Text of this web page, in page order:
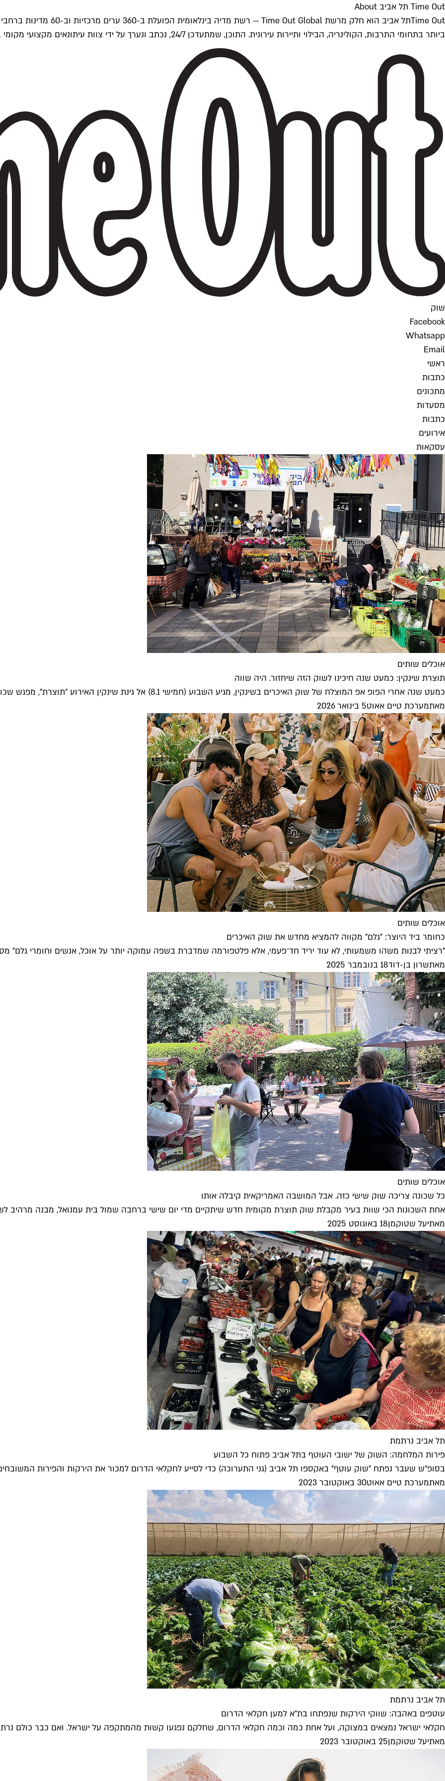
Time Out תל אביב About
ביותר בתחומי התרבות, הקולינריה, הבילוי ותיירות עירונית. התוכן, שמתעדכן 24/7, נכתב ונערך על ידי צוות עיתונאים מקצועי מקומי בישראל, בהתאם לסטנדרטים של Time Out העולמית.
שוק
Facebook
Whatsapp
Email
ראשי
כתבות
מתכונים
מסעדות
כתבות
אירועים
עסקאות
אוכלים שותים
תוצרת שינקין: כמעט שנה חיכינו לשוק הזה שיחזור. היה שווה
כמעט שנה אחרי הפופ אפ המוצלח של שוק האיכרים בשינקין, מגיע השבוע (חמישי 8.1) אל גינת שינקין האירוע ״תוצרת״, מפגש שכונתי-חברתי...
מאתמערכת טיים אאוט5 בינואר 2026
אוכלים שותים
כחומר ביד היוצר: "גלם" מקווה להמציא מחדש את שוק האיכרים
"רציתי לבנות משהו משמעותי, לא עוד יריד חד־פעמי, אלא פלטפורמה שמדברת בשפה עמוקה יותר על אוכל, אנשים וחומרי גלם"
מאתשרון בן-דוד18 בנובמבר 2025
אוכלים שותים
כל שכונה צריכה שוק שישי כזה. אבל המושבה האמריקאית קיבלה אותו
אחת השכונות הכי שוות בעיר מקבלת שוק תוצרת מקומית חדש שיתקיים מדי יום שישי ברחבה שמול בית עמנואל, מבנה מרהיב
מאתיעל שטוקמן18 באוגוסט 2025
תל אביב נרתמת
פירות המלחמה: השוק של ישובי העוטף בתל אביב פתוח כל השבוע
בסופ"ש שעבר נפתח "שוק עוטף" באקספו תל אביב (גני התערוכה) כדי לסייע לחקלאי הדרום למכור את הירקות והפירות
מאתמערכת טיים אאוט30 באוקטובר 2023
תל אביב נרתמת
עוטפים באהבה: שווקי הירקות שנפתחו בת"א למען חקלאי הדרום
חקלאי ישראל נמצאים במצוקה, ועל אחת כמה וכמה חקלאי הדרום, שחלקם נפגעו קשות מהמתקפה על ישראל. ואם כבר כולם
מאתיעל שטוקמן25 באוקטובר 2023